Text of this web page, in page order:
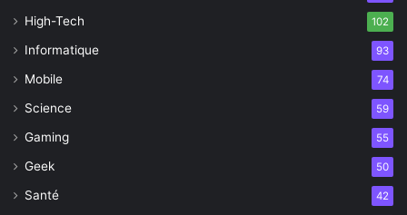
High-Tech 102
Informatique 93
Mobile 74
Science 59
Gaming 55
Geek 50
Santé 42